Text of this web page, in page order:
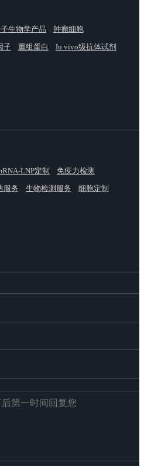
生物学产品
肿瘤细胞
子 重组蛋白 In vivo级抗体试剂
LNP定制
免疫力检测
服务 生物检测服务 细胞定制